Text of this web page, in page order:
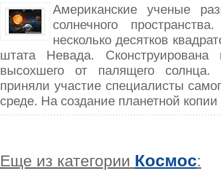
Американские ученые
солнечного
несколько десятков
штата Невада.
высохшего от палящего солнца.
приняли участие специалисты
среде. На создание планетной
Еще из категории Космос: